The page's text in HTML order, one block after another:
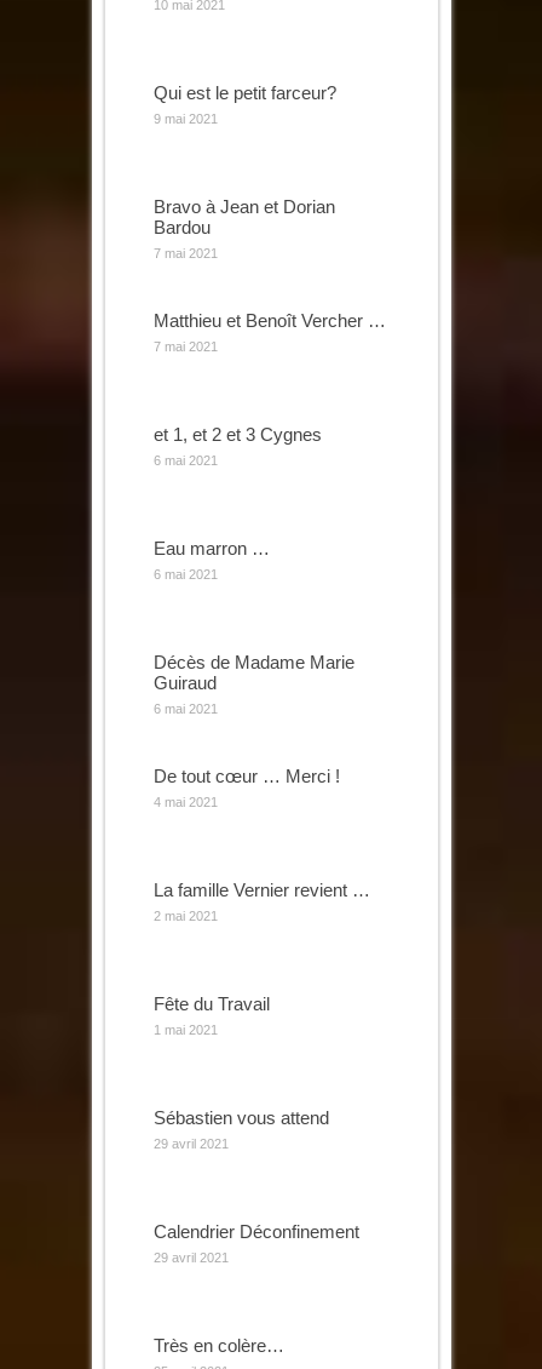
10 mai 2021
Qui est le petit farceur?
9 mai 2021
Bravo à Jean et Dorian
Bardou
7 mai 2021
Matthieu et Benoît Vercher …
7 mai 2021
et 1, et 2 et 3 Cygnes
6 mai 2021
Eau marron …
6 mai 2021
Décès de Madame Marie
Guiraud
6 mai 2021
De tout cœur … Merci !
4 mai 2021
La famille Vernier revient …
2 mai 2021
Fête du Travail
1 mai 2021
Sébastien vous attend
29 avril 2021
Calendrier Déconfinement
29 avril 2021
Très en colère…